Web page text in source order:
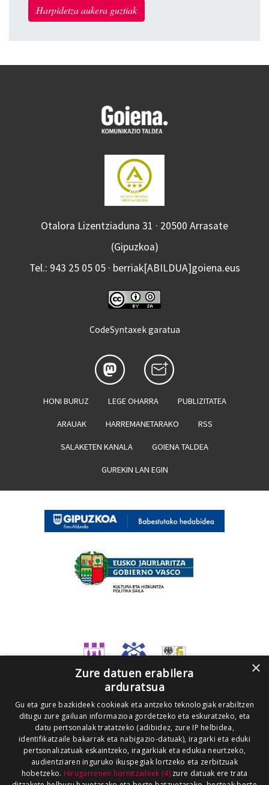
Harpidetza aukera guztiak
Otalora Lizentziaduna 31 · 20500 Arrasate
(Gipuzkoa)
Tel.: 943 25 05 05 · berriak[ABILDUA]goiena.eus
CodeSyntaxek garatua
HONI BURUZ LEGE OHARRA PUBLIZITATEA
ARAUAK HARREMANETARAKO RSS
SALAKETEN KANALA GOIENA TALDEA
GUREKIN LAN EGIN
×
Zure datuen erabilera
arduratsua
Gu eta gure bazkideek cookieak eta antzeko teknologiak erabiltzen
ditugu zure gailuan informazioa gordetzeko eta eskuratzeko, eta
datu pertsonalak tratatzeko (adibidez, zure IP helbidea,
identifikatzaile bakarrak eta nabigazio-datuak), iragarki eta eduki
pertsonalizatuak eskaintzeko, iragarkiak eta edukia neurtzeko,
audientziaren inguruko ikuspegiak lortzeko eta zerbitzuak
hobetzeko. Hirugarrenen hornitzaileek (4)zure datuak ere trata